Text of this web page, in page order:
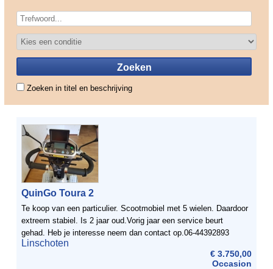
Zoeken in titel en beschrijving
QuinGo Toura 2
Te koop van een particulier. Scootmobiel met 5 wielen. Daardoor
extreem stabiel. Is 2 jaar oud.Vorig jaar een service beurt
gehad. Heb je interesse neem dan contact op.06-44392893
ofMarieke@bevia.nl
Linschoten
€ 3.750,00
Occasion